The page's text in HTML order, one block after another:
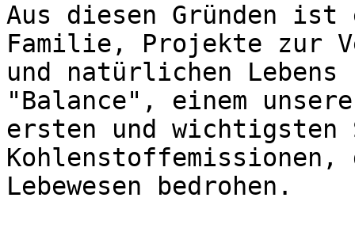
Aus diesen Gründen
Familie, Projekte zur
und natürlichen
"Balance", einem
ersten und wichtigsten
Lebewesen bedrohen.